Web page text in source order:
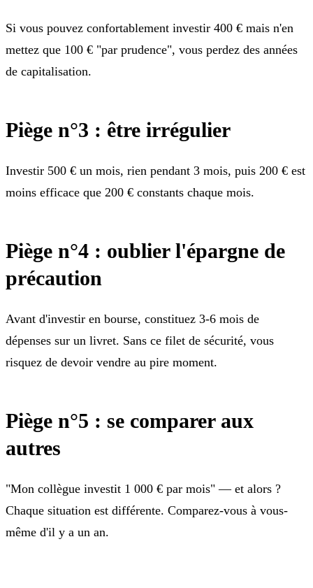
Si vous pouvez confortablement investir 400 € mais n'en
mettez que 100 € "par prudence", vous perdez des années
de capitalisation.
Piège n°3 : être irrégulier
Investir 500 € un mois, rien pendant 3 mois, puis 200 € est
moins efficace que 200 € constants chaque mois.
Piège n°4 : oublier l'épargne de
précaution
Avant d'investir en bourse, constituez 3-6 mois de
dépenses sur un livret. Sans ce filet de sécurité, vous
risquez de devoir vendre au pire moment.
Piège n°5 : se comparer aux
autres
"Mon collègue investit 1 000 € par mois" — et alors ?
Chaque situation est différente. Comparez-vous à vous-
même d'il y a un an.